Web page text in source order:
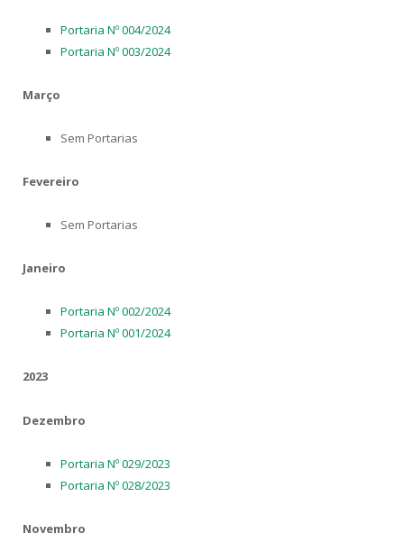
Portaria Nº 004/2024
Portaria Nº 003/2024
Março
Sem Portarias
Fevereiro
Sem Portarias
Janeiro
Portaria Nº 002/2024
Portaria Nº 001/2024
2023
Dezembro
Portaria Nº 029/2023
Portaria Nº 028/2023
Novembro